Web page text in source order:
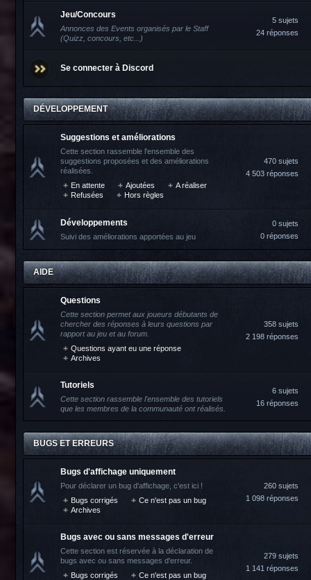
Jeu/Concours
Annonces des Events organisés par le Staff
(Quizz, concours, etc...)
5 sujets
24 réponses
Se connecter à Discord
DÉVELOPPEMENT
Suggestions et améliorations
Cette section rassemble l'ensemble des
suggestions proposées et des améliorations
réalisées.
En attente
Ajoutées
A réaliser
Refusées
Hors règles
470 sujets
4 503 réponses
Développements
Suivi des améliorations apportées au jeu
0 sujets
0 réponses
AIDE
Questions
Cette section permet aux joueurs débutants de
chercher des réponses à leurs questions par
rapport au jeu et au forum.
Questions ayant eu une réponse
Archives
358 sujets
2 198 réponses
Tutoriels
Cette section rassemble l'ensemble des tutoriels
que les membres de la communauté ont réalisés.
6 sujets
16 réponses
BUGS ET ERREURS
Bugs d'affichage uniquement
Pour déclarer un bug d'affichage, c'est ici !
Bugs corrigés
Ce n'est pas un bug
Archives
260 sujets
1 098 réponses
Bugs avec ou sans messages d'erreur
Cette section est réservée à la déclaration de
bugs avec ou sans messages d'erreur.
Bugs corrigés
Ce n'est pas un bug
279 sujets
1 141 réponses